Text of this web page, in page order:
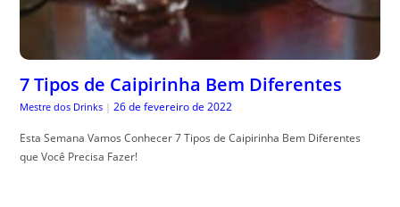
7 Tipos de Caipirinha Bem Diferentes
Mestre dos Drinks | 26 de fevereiro de 2022
Esta Semana Vamos Conhecer 7 Tipos de Caipirinha Bem Diferentes
que Você Precisa Fazer!